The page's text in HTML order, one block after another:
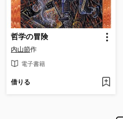
哲学の冒険
内山節作
電子書籍
借りる